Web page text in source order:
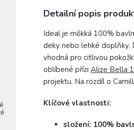
Detailní popis
Ideal je měkká 100%
deky nebo lehké doplňky.
vhodná pro citlivou
oblíbené přízi Alize Bella
projektu. Na rozdíl o
Klíčové vlastnosti:
složení: 100%